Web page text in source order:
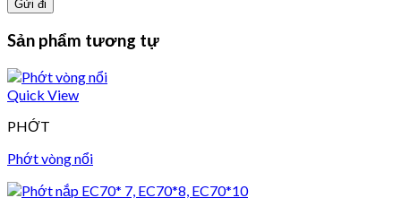
Sản phẩm tương tự
Quick View
PHỚT
Phớt vòng nổi